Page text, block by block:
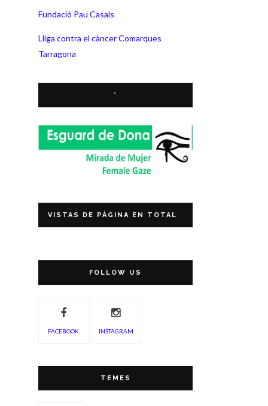
Fundació Pau Casals
Lliga contra el càncer Comarques
Tarragona
*
VISTAS DE PÁGINA EN TOTAL
FOLLOW US
FACEBOOK INSTAGRAM
TEMES